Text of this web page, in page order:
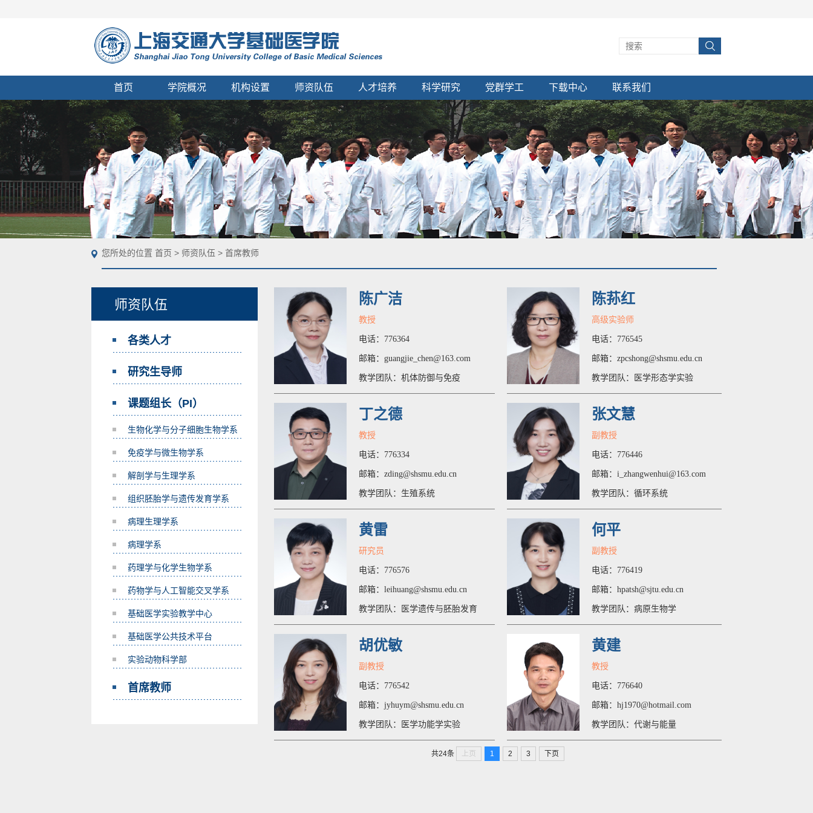
首页 学院概况 机构设置 师资队伍 人才培养 科学研究 党群学工 下载中心 联系我们
师资队伍
各类人才
研究生导师
课题组长（PI）
生物化学与分子细胞生物学系
免疫学与微生物学系
解剖学与生理学系
组织胚胎学与遗传发育学系
病理生理学系
病理学系
药理学与化学生物学系
药物学与人工智能交叉学系
基础医学实验教学中心
基础医学公共技术平台
实验动物科学部
首席教师
陈广洁
教授
电话：776364
邮箱：guangjie_chen@163.com
教学团队：机体防御与免疫
陈荪红
高级实验师
电话：776545
邮箱：zpcshong@shsmu.edu.cn
教学团队：医学形态学实验
丁之德
教授
电话：776334
邮箱：zding@shsmu.edu.cn
教学团队：生殖系统
张文慧
副教授
电话：776446
邮箱：i_zhangwenhui@163.com
教学团队：循环系统
黄雷
研究员
电话：776576
邮箱：leihuang@shsmu.edu.cn
教学团队：医学遗传与胚胎发育
何平
副教授
电话：776419
邮箱：hpatsh@sjtu.edu.cn
教学团队：病原生物学
胡优敏
副教授
电话：776542
邮箱：jyhuym@shsmu.edu.cn
教学团队：医学功能学实验
黄建
教授
电话：776640
邮箱：hj1970@hotmail.com
教学团队：代谢与能量
共24条 上页 1 2 3 下页
您所处的位置 首页 > 师资队伍 > 首席教师